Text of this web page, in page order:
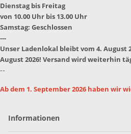
Dienstag bis Freitag
von 10.00 Uhr bis 13.00 Uhr
Samstag: Geschlossen
---
Unser Ladenlokal bleibt vom 4. August
August 2026! Versand wird weiterhin
--
Ab dem 1. September 2026 haben wir
Informationen